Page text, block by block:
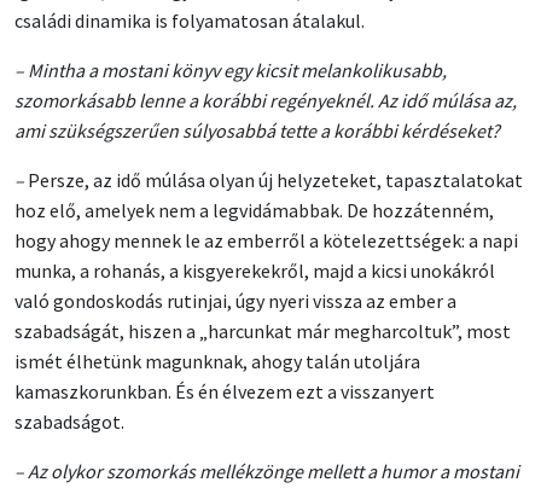
családi dinamika is folyamatosan átalakul.
– Mintha a mostani könyv egy kicsit melankolikusabb,
szomorkásabb lenne a korábbi regényeknél. Az idő múlása az,
ami szükségszerűen súlyosabbá tette a korábbi kérdéseket?
– Persze, az idő múlása olyan új helyzeteket, tapasztalatokat
hoz elő, amelyek nem a legvidámabbak. De hozzátenném,
hogy ahogy mennek le az emberről a kötelezettségek: a napi
munka, a rohanás, a kisgyerekekről, majd a kicsi unokákról
való gondoskodás rutinjai, úgy nyeri vissza az ember a
szabadságát, hiszen a „harcunkat már megharcoltuk”, most
ismét élhetünk magunknak, ahogy talán utoljára
kamaszkorunkban. És én élvezem ezt a visszanyert
szabadságot.
– Az olykor szomorkás mellékzönge mellett a humor a mostani